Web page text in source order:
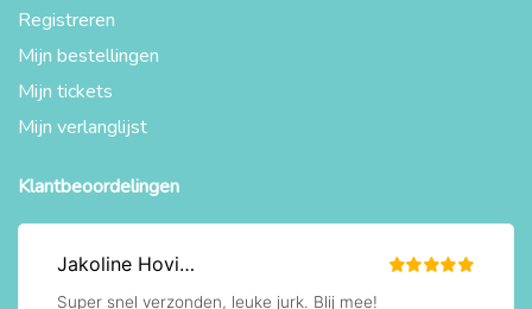
Registreren
Mijn bestellingen
Mijn tickets
Mijn verlanglijst
Klantbeoordelingen